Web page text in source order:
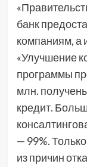
банк
компаниям, а
«Улучшение
программы
млн.
кредит.
— 99%.
из причин